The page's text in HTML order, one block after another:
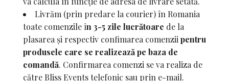
Livrăm (prin predare la courier) în Romania
toate comenzile în 3-5 zile lucrătoare de la
plasarea și respectiv confimarea comenzii pentru
produsele care se realizează pe baza de
comandă. Confirmarea comenzi se va realiza de
către Bliss Events telefonic sau prin e-mail.